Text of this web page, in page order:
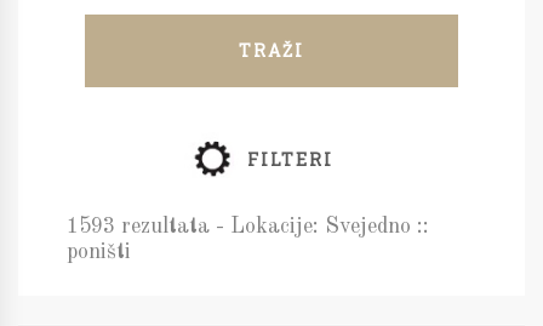
TRAŽI
FILTERI
1593 rezultata - Lokacije: Svejedno ::
poništi